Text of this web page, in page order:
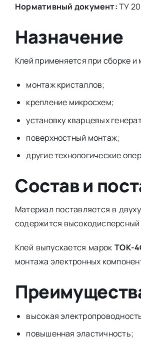
Нормативный документ:ТУ
Назначение
Клей применяется при сборке
монтаж кристаллов;
крепление микросхем;
установку кварцевых
поверхностный монтаж;
другие технологические
Состав и
Материал поставляется в
содержится
Клей выпускается марокТОК-
монтажа электронных
высокая
повышенная эластичность;